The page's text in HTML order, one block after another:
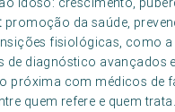
promoção da saúde,
fisiológicas, como a
de diagnóstico avançados
próxima com médicos de
quem refere e quem trata.